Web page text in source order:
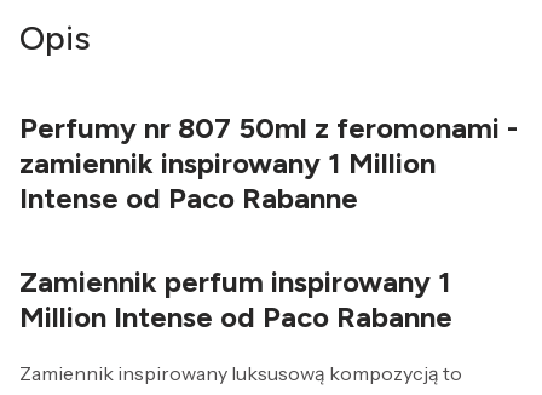
Opis
Perfumy nr 807 50ml z feromonami -
zamiennik inspirowany 1 Million
Intense od Paco Rabanne
Zamiennik perfum inspirowany 1
Million Intense od Paco Rabanne
Zamiennik inspirowany luksusową kompozycją to